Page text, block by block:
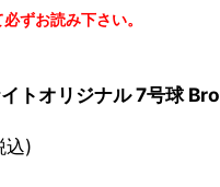
ずお読み下さい。
トオリジナル 7号球
込)